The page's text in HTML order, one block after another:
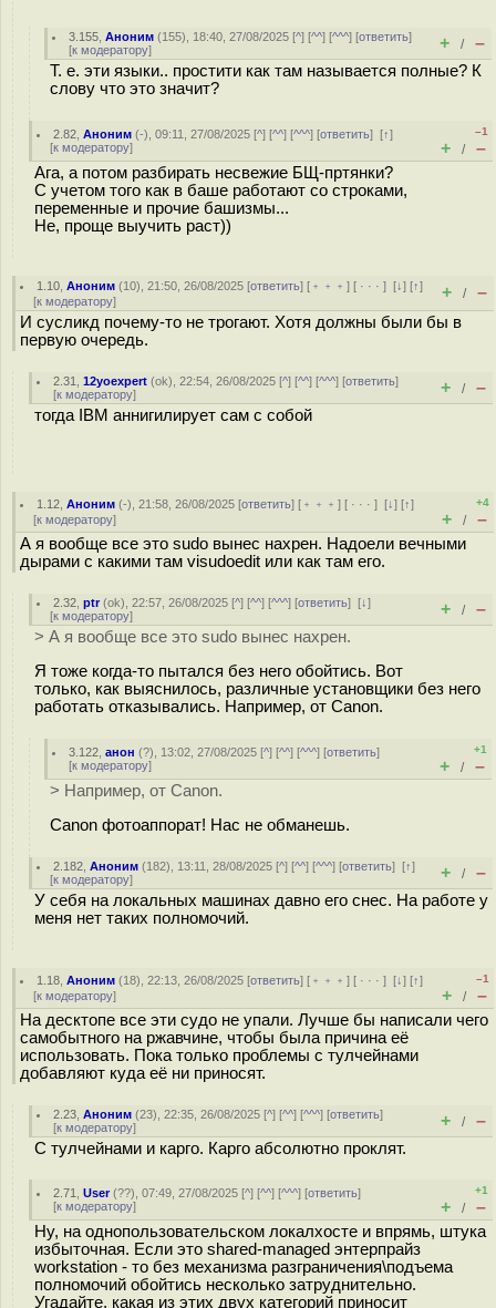
3.155 ,Аноним (155), 18:40, 27/08/2025 [^] [^^] [^^^] [ответить]
[к модератору] + / –
Т. е. эти языки.. простити как там называется полные? К
слову что это значит?
2.82 ,Аноним (-), 09:11, 27/08/2025 [^] [^^] [^^^] [ответить][↑]
[к модератору]
–1
+ / –
Ага, а потом разбирать несвежие БЩ-пртянки?
С учетом того как в баше работают со строками,
переменные и прочие башизмы...
Не, проще выучить раст))
1.10 ,Аноним (10), 21:50, 26/08/2025 [ответить] [ ﹢﹢﹢] [ · · ·][↓] [↑]
[к модератору] + / –
И сусликд почему-то не трогают. Хотя должны были бы в
первую очередь.
2.31 ,12yoexpert (ok), 22:54, 26/08/2025 [^] [^^] [^^^] [ответить]
[к модератору] + / –
тогда IBM аннигилирует сам с собой
1.12 ,Аноним (-), 21:58, 26/08/2025 [ответить] [ ﹢﹢﹢] [ · · ·][↓] [↑]
[к модератору]
+4
+ / –
А я вообще все это sudo вынес нахрен. Надоели вечными
дырами с какими там visudoedit или как там его.
2.32 ,ptr(ok), 22:57, 26/08/2025 [^] [^^] [^^^] [ответить][↓]
[к модератору] + / –
> А я вообще все это sudo вынес нахрен.
Я тоже когда-то пытался без него обойтись. Вот
только, как выяснилось, различные установщики без него
работать отказывались. Например, от Canon.
3.122 ,анон (?), 13:02, 27/08/2025 [^] [^^] [^^^] [ответить]
[к модератору]
+1
+ / –
> Например, от Canon.
Canon фотоаппорат! Нас не обманешь.
2.182 ,Аноним (182), 13:11, 28/08/2025 [^] [^^] [^^^] [ответить][↑]
[к модератору] + / –
У себя на локальных машинах давно его снес. На работе у
меня нет таких полномочий.
1.18 ,Аноним (18), 22:13, 26/08/2025 [ответить] [ ﹢﹢﹢] [ · · ·][↓] [↑]
[к модератору]
–1
+ / –
На десктопе все эти судо не упали. Лучше бы написали чего
самобытного на ржавчине, чтобы была причина её
использовать. Пока только проблемы с тулчейнами
добавляют куда её ни приносят.
2.23 ,Аноним (23), 22:35, 26/08/2025 [^] [^^] [^^^] [ответить]
[к модератору] + / –
С тулчейнами и карго. Карго абсолютно проклят.
2.71 ,User(??), 07:49, 27/08/2025 [^] [^^] [^^^] [ответить]
[к модератору]
+1
+ / –
Ну, на однопользовательском локалхосте и впрямь, штука
избыточная. Если это shared-managed энтерпрайз
workstation - то без механизма разграничения\подъема
полномочий обойтись несколько затруднительно.
Угадайте, какая из этих двух категорий приносит